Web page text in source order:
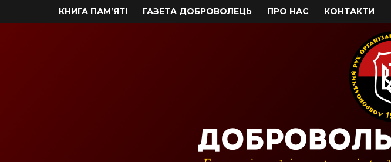
КНИГА ПАМ’ЯТІ ГАЗЕТА ДОБРОВОЛЕЦЬ ПРО НАС КОНТАКТИ